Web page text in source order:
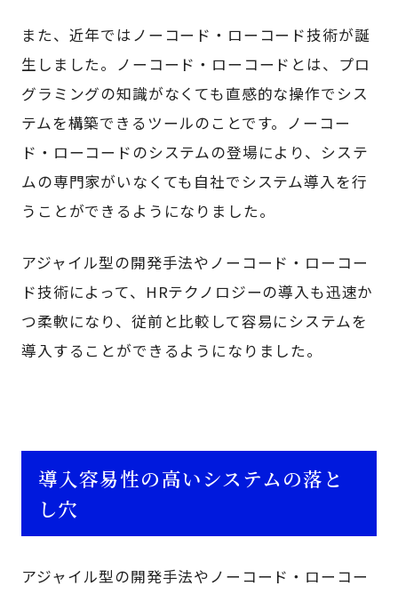
また、近年ではノーコード・ローコード技術が誕
生しました。ノーコード・ローコードとは、プロ
グラミングの知識がなくても直感的な操作でシス
テムを構築できるツールのことです。ノーコー
ド・ローコードのシステムの登場により、システ
ムの専門家がいなくても自社でシステム導入を行
うことができるようになりました。
アジャイル型の開発手法やノーコード・ローコー
ド技術によって、HRテクノロジーの導入も迅速か
つ柔軟になり、従前と比較して容易にシステムを
導入することができるようになりました。
導入容易性の高いシステムの落と
し穴
アジャイル型の開発手法やノーコード・ローコー